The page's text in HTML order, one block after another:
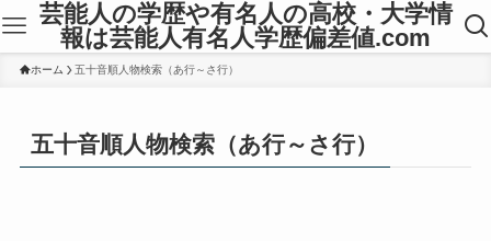
芸能人の学歴や有名人の高校・大学情
報は芸能人有名人学歴偏差値.com
ホーム 五十音順人物検索（あ行～さ行）
五十音順人物検索（あ行～さ行）